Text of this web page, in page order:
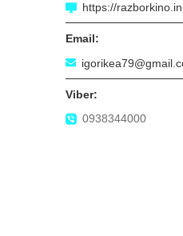
https://
0938344000